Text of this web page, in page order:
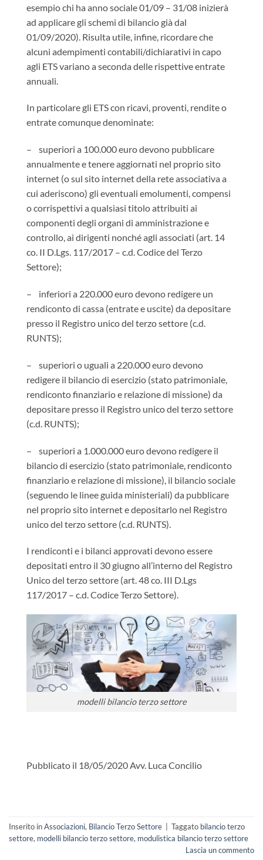
esempio chi ha anno sociale 01/09 – 31/08 inizierà
ad applicare gli schemi di bilancio già dal
01/09/2020). Risulta utile, infine, ricordare che
alcuni adempimenti contabili/dichiarativi in capo
agli ETS variano a seconda delle rispettive entrate
annuali.
In particolare gli ETS con ricavi, proventi, rendite o
entrate comunque denominate:
– superiori a 100.000 euro devono pubblicare
annualmente e tenere aggiornati nel proprio sito
internet (o sul sito internet della rete associativa a
cui aderiscono) gli eventuali emolumenti, compensi
o corrispettivi a qualsiasi titolo attribuiti ai
componenti degli organi di amministrazione e
controllo, ai dirigenti nonché agli associati (art. 14
co. II D.Lgs. 117/2017 – c.d. Codice del Terzo
Settore);
– inferiori a 220.000 euro devono redigere un
rendiconto di cassa (entrate e uscite) da depositare
presso il Registro unico del terzo settore (c.d.
RUNTS);
– superiori o uguali a 220.000 euro devono
redigere il bilancio di esercizio (stato patrimoniale,
rendiconto finanziario e relazione di missione) da
depositare presso il Registro unico del terzo settore
(c.d. RUNTS);
– superiori a 1.000.000 euro devono redigere il
bilancio di esercizio (stato patrimoniale, rendiconto
finanziario e relazione di missione), il bilancio sociale
(seguendo le linee guida ministeriali) da pubblicare
nel proprio sito internet e depositarlo nel Registro
unico del terzo settore (c.d. RUNTS).
I rendiconti e i bilanci approvati devono essere
depositati entro il 30 giugno all’interno del Registro
Unico del terzo settore (art. 48 co. III D.Lgs
117/2017 – c.d. Codice Terzo Settore).
modelli bilancio terzo settore
Pubblicato il 18/05/2020 Avv. Luca Concilio
Inserito inAssociazioni, Bilancio Terzo Settore Taggato bilancio terzo
settore, modelli bilancio terzo settore, modulistica bilancio terzo settore
Lascia un commento